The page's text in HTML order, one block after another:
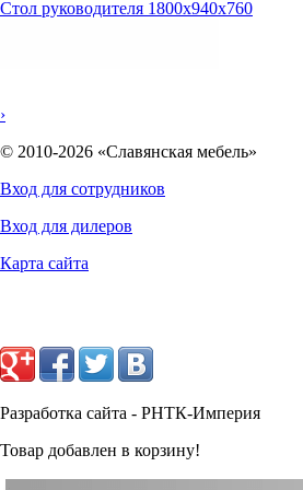
Стол руководителя 1800х940х760
›
© 2010-2026 «Славянская мебель»
Вход для сотрудников
Вход для дилеров
Карта сайта
Разработка сайта - РНТК-Империя
Товар добавлен в корзину!